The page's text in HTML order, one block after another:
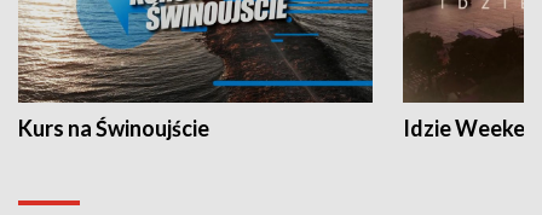
Kurs na Świnoujście Idzie